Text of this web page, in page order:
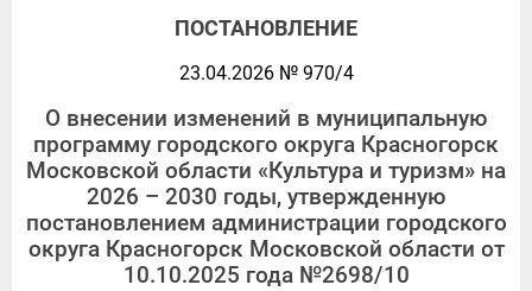
ПОСТАНОВЛЕНИЕ
23.04.2026 № 970/4
О внесении изменений в муниципальную
программу городского округа Красногорск
Московской области «Культура и туризм» на
2026 – 2030 годы, утвержденную
постановлением администрации городского
округа Красногорск Московской области от
10.10.2025 года №2698/10